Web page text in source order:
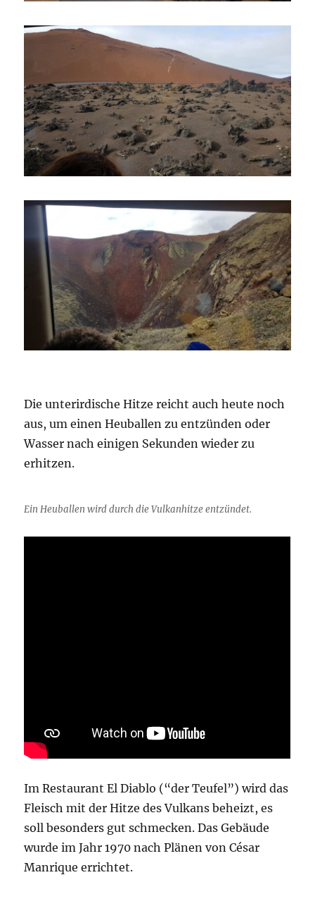
Die unterirdische Hitze reicht auch heute noch
aus, um einen Heuballen zu entzünden oder
Wasser nach einigen Sekunden wieder zu
erhitzen.
Ein Heuballen wird durch die Vulkanhitze entzündet.
Im Restaurant El Diablo (“der Teufel”) wird das
Fleisch mit der Hitze des Vulkans beheizt, es
soll besonders gut schmecken. Das Gebäude
wurde im Jahr 1970 nach Plänen von César
Manrique errichtet.